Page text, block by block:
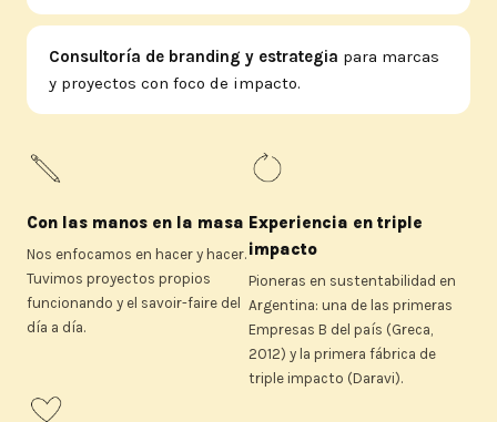
Consultoría de branding y estrategia para marcas
y proyectos con foco de impacto.
Con las manos en la masa
Nos enfocamos en hacer y hacer.
Tuvimos proyectos propios
funcionando y el savoir-faire del
día a día.
Experiencia en triple
impacto
Pioneras en sustentabilidad en
Argentina: una de las primeras
Empresas B del país (Greca,
2012) y la primera fábrica de
triple impacto (Daravi).